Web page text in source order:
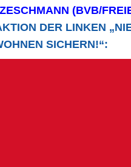
(BVB/
DER LINKEN
SICHERN!“ :